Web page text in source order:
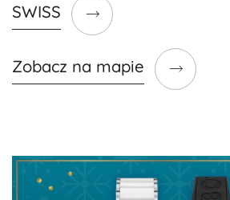
SWISS
Zobacz na mapie